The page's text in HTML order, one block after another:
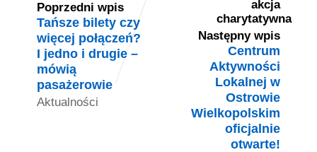
Poprzedni wpis
Tańsze bilety czy
więcej połączeń?
I jedno i drugie –
mówią
pasażerowie
Aktualności
Następny wpis
Centrum
Aktywności
Lokalnej w
Ostrowie
Wielkopolskim
oficjalnie
otwarte!